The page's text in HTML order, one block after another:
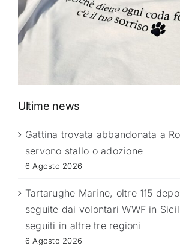
Ultime news
Gattina trovata abbandonata a
servono stallo o adozione
6 Agosto 2026
Tartarughe Marine, oltre 115
seguite dai volontari WWF in
seguiti in altre tre regioni
6 Agosto 2026